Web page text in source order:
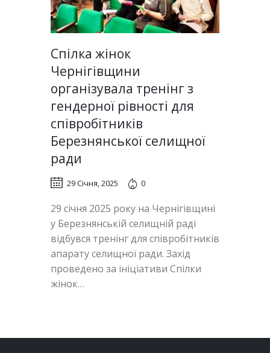
Спілка жінок
Чернігівщини
організувала тренінг з
гендерної рівності для
співробітників
Березнянської селищної
ради
29 Січня, 2025 0
29 січня 2025 року на Чернігівщині
у Березнянській селищній раді
відбувся тренінг для співробітників
апарату селищної ради. Захід
проведено за ініціативи Спілки
жінок…